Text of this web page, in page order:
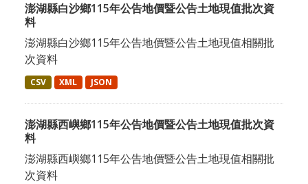
澎湖縣白沙鄉115年公告地價暨公告土地現值批次資
料
澎湖縣白沙鄉115年公告地價暨公告土地現值相關批
次資料
CSV XML JSON
澎湖縣西嶼鄉115年公告地價暨公告土地現值批次資
料
澎湖縣西嶼鄉115年公告地價暨公告土地現值相關批
次資料